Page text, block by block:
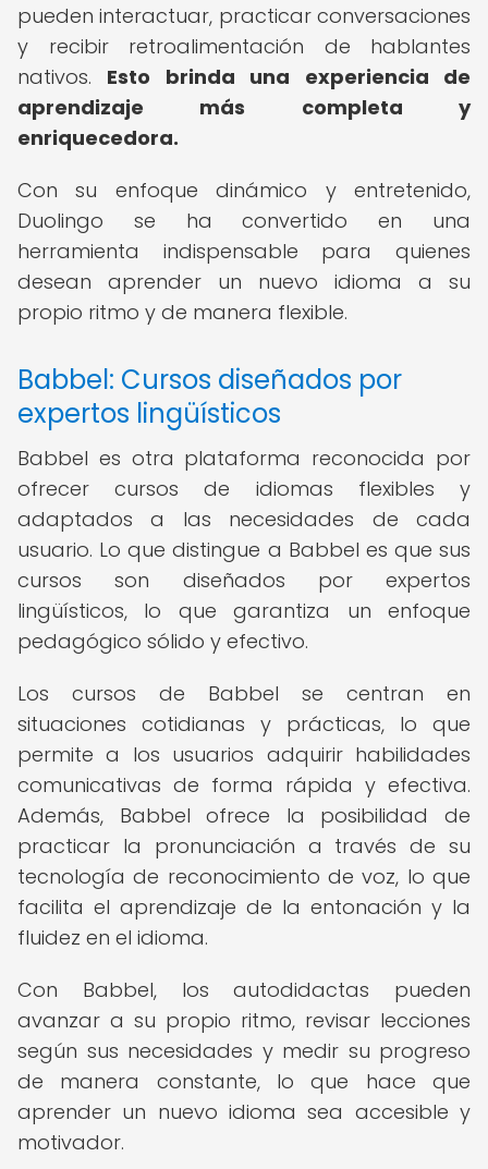
pueden interactuar, practicar conversaciones
y recibir retroalimentación de hablantes
nativos. Esto brinda una experiencia de
aprendizaje más completa y
enriquecedora.
Con su enfoque dinámico y entretenido,
Duolingo se ha convertido en una
herramienta indispensable para quienes
desean aprender un nuevo idioma a su
propio ritmo y de manera flexible.
Babbel: Cursos diseñados por
expertos lingüísticos
Babbel es otra plataforma reconocida por
ofrecer cursos de idiomas flexibles y
adaptados a las necesidades de cada
usuario. Lo que distingue a Babbel es que sus
cursos son diseñados por expertos
lingüísticos, lo que garantiza un enfoque
pedagógico sólido y efectivo.
Los cursos de Babbel se centran en
situaciones cotidianas y prácticas, lo que
permite a los usuarios adquirir habilidades
comunicativas de forma rápida y efectiva.
Además, Babbel ofrece la posibilidad de
practicar la pronunciación a través de su
tecnología de reconocimiento de voz, lo que
facilita el aprendizaje de la entonación y la
fluidez en el idioma.
Con Babbel, los autodidactas pueden
avanzar a su propio ritmo, revisar lecciones
según sus necesidades y medir su progreso
de manera constante, lo que hace que
aprender un nuevo idioma sea accesible y
motivador.